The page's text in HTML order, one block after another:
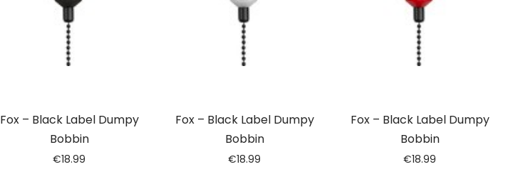
Fox – Black Label Dumpy
Bobbin
€18.99
Fox – Black Label Dumpy
Bobbin
€18.99
Fox – Black Label Dumpy
Bobbin
€18.99